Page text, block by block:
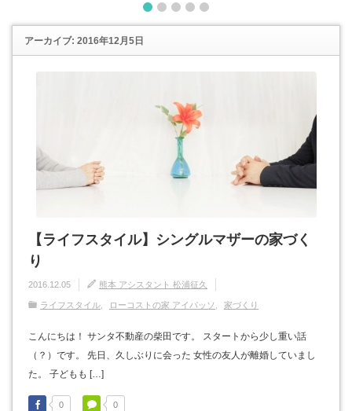
1 2 3 4
アーカイブ: 2016年12月5日
【ライフスタイル】シングルマザーの家づく
り
2016.12.05 熊本 アシスタント 松浦征久
ライフスタイル ローコストの家 アイパッソ 家づくり
こんにちは！ サンタ不動産の柴田です。 スタートから少し重い話
（？）です。 先日、久しぶりに会った 女性の友人が離婚していまし
た。 子どもも […]
0 0